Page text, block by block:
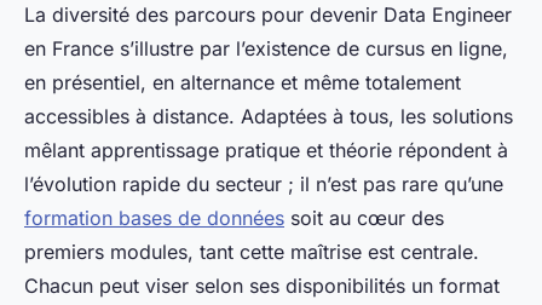
La diversité des parcours pour devenir Data Engineer
en France s’illustre par l’existence de cursus en ligne,
en présentiel, en alternance et même totalement
accessibles à distance. Adaptées à tous, les solutions
mêlant apprentissage pratique et théorie répondent à
l’évolution rapide du secteur ; il n’est pas rare qu’une
formation bases de données soit au cœur des
premiers modules, tant cette maîtrise est centrale.
Chacun peut viser selon ses disponibilités un format